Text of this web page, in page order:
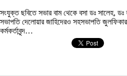
সংযুক্ত ছবিতে সভার বাম থেকে বসা ডঃ সালেহ, ডঃ
সভাপতি দেলোয়ার জাহিদেরও সহসভাপতি জুলফিকার
কর্মকর্তাবৃন্দ…